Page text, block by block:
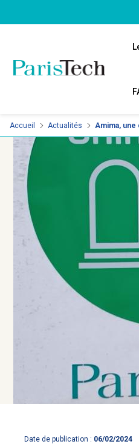
au
Accueil Actualités Amima,
Date de publication : 06/02/2024